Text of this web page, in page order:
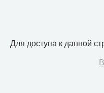
Для доступа к данной